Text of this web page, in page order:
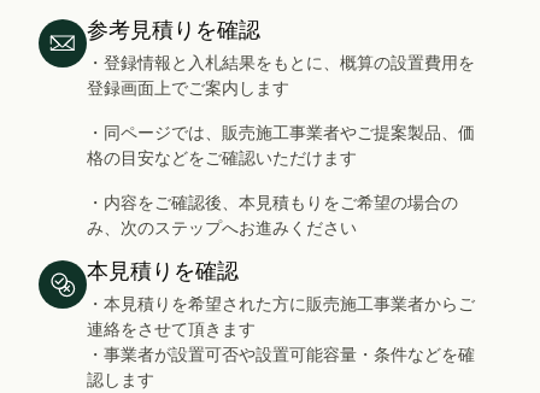
参考見積りを確認
・登録情報と入札結果をもとに、概算の設置費用を
登録画面上でご案内します
・同ページでは、販売施工事業者やご提案製品、価
格の目安などをご確認いただけます
・内容をご確認後、本見積もりをご希望の場合の
み、次のステップへお進みください
本見積りを確認
・本見積りを希望された方に販売施工事業者からご
連絡をさせて頂きます
・事業者が設置可否や設置可能容量・条件などを確
認します